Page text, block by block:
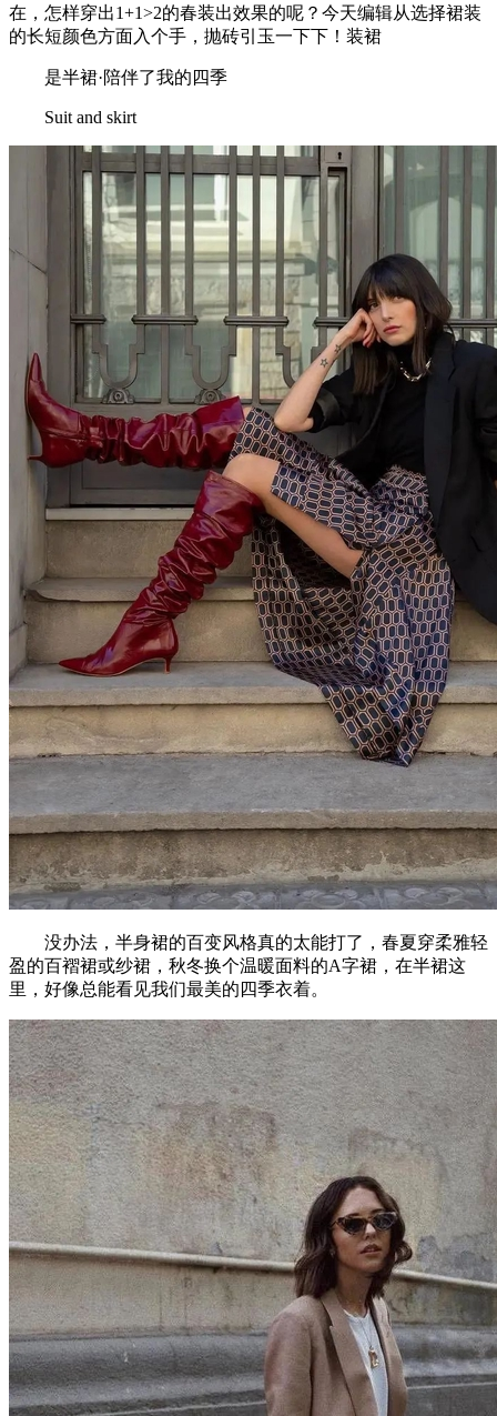
在，怎样穿出1+1>2的春装出效果的呢？今天编辑从选择裙装
的长短颜色方面入个手，抛砖引玉一下下！装裙
是半裙·陪伴了我的四季
Suit and skirt
没办法，半身裙的百变风格真的太能打了，春夏穿柔雅轻
盈的百褶裙或纱裙，秋冬换个温暖面料的A字裙，在半裙这
里，好像总能看见我们最美的四季衣着。